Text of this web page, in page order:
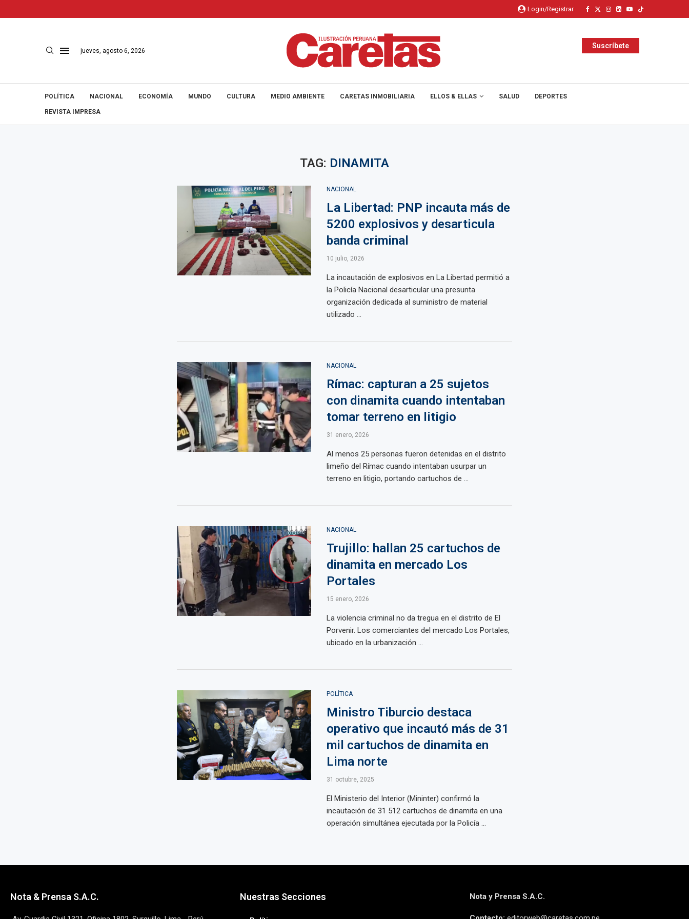
Login/Registrar
jueves, agosto 6, 2026
Suscríbete
POLÍTICA NACIONAL ECONOMÍA MUNDO CULTURA MEDIO AMBIENTE CARETAS INMOBILIARIA ELLOS & ELLAS SALUD DEPORTES
REVISTA IMPRESA
TAG: DINAMITA
NACIONAL
La Libertad: PNP incauta más de
5200 explosivos y desarticula
banda criminal
10 julio, 2026
La incautación de explosivos en La Libertad permitió a
la Policía Nacional desarticular una presunta
organización dedicada al suministro de material
utilizado ...
NACIONAL
Rímac: capturan a 25 sujetos
con dinamita cuando intentaban
tomar terreno en litigio
31 enero, 2026
Al menos 25 personas fueron detenidas en el distrito
limeño del Rímac cuando intentaban usurpar un
terreno en litigio, portando cartuchos de ...
NACIONAL
Trujillo: hallan 25 cartuchos de
dinamita en mercado Los
Portales
15 enero, 2026
La violencia criminal no da tregua en el distrito de El
Porvenir. Los comerciantes del mercado Los Portales,
ubicado en la urbanización ...
POLÍTICA
Ministro Tiburcio destaca
operativo que incautó más de 31
mil cartuchos de dinamita en
Lima norte
31 octubre, 2025
El Ministerio del Interior (Mininter) confirmó la
incautación de 31 512 cartuchos de dinamita en una
operación simultánea ejecutada por la Policía ...
Nota & Prensa S.A.C. Nuestras Secciones Nota y Prensa S.A.C.